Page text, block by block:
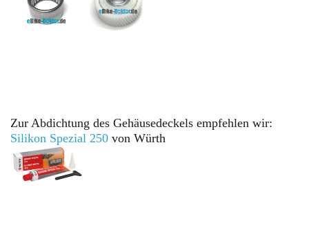
Zur Abdichtung des Gehäusedeckels empfehlen wir:
Silikon Spezial 250 von Würth